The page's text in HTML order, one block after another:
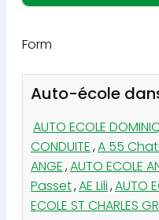
Form
Auto-école
AUTO ECOLE
CONDUITE,A 55
ANGE,AUTO ECOLE
Passet,AE Lili,AUTO
ECOLE ST CHARLES